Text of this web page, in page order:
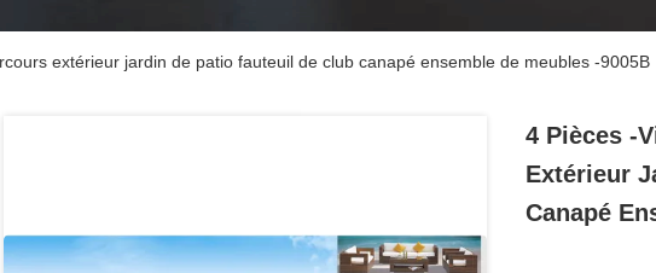
extérieur jardin de patio fauteuil de club canapé ensemble de meubles -9005B
4 Pièces -
Extérieur
Canapé